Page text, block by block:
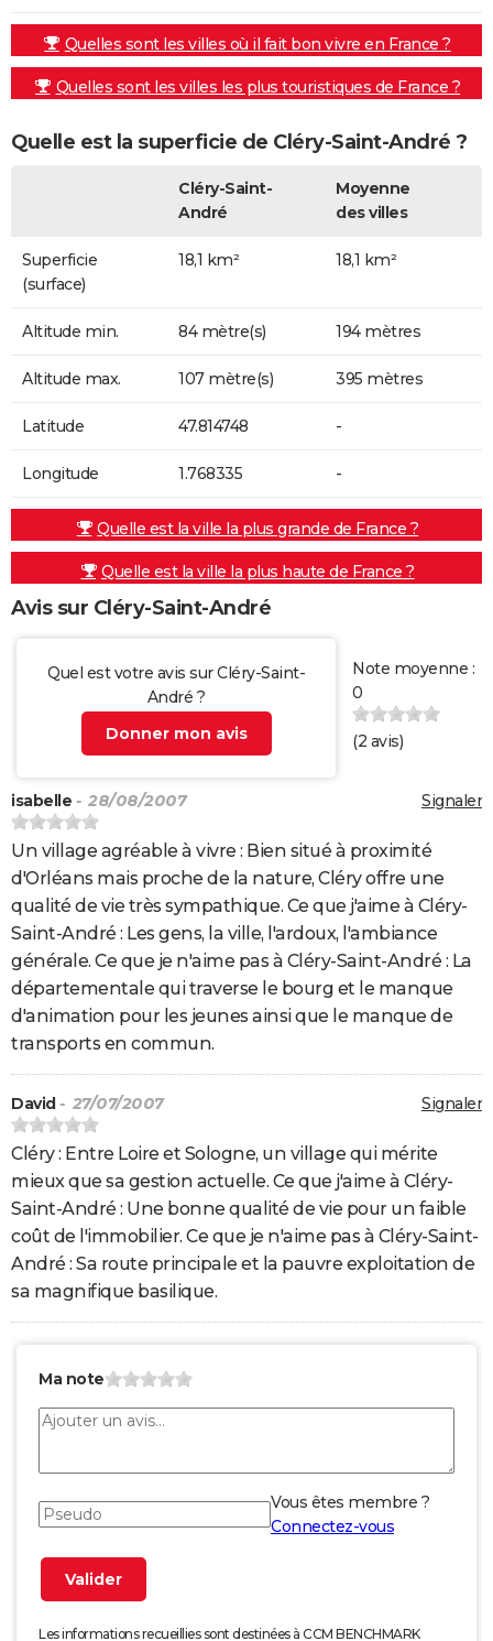
Quelles sont les villes où il fait bon vivre en France ?
Quelles sont les villes les plus touristiques de France ?
Quelle est la superficie de Cléry-Saint-André ?
Cléry-Saint-
André
Moyenne
des villes
Superficie
(surface)
18,1 km² 18,1 km²
Altitude min. 84 mètre(s) 194 mètres
Altitude max. 107 mètre(s) 395 mètres
Latitude 47.814748 -
Longitude 1.768335 -
Quelle est la ville la plus grande de France ?
Quelle est la ville la plus haute de France ?
Avis sur Cléry-Saint-André
Quel est votre avis sur Cléry-Saint-
André ?
Donner mon avis
Note moyenne :
0
(2 avis)
Signaler
isabelle - 28/08/2007
Un village agréable à vivre : Bien situé à proximité
d'Orléans mais proche de la nature, Cléry offre une
qualité de vie très sympathique. Ce que j'aime à Cléry-
Saint-André : Les gens, la ville, l'ardoux, l'ambiance
générale. Ce que je n'aime pas à Cléry-Saint-André : La
départementale qui traverse le bourg et le manque
d'animation pour les jeunes ainsi que le manque de
transports en commun.
Signaler
David - 27/07/2007
Cléry : Entre Loire et Sologne, un village qui mérite
mieux que sa gestion actuelle. Ce que j'aime à Cléry-
Saint-André : Une bonne qualité de vie pour un faible
coût de l'immobilier. Ce que je n'aime pas à Cléry-Saint-
André : Sa route principale et la pauvre exploitation de
sa magnifique basilique.
Ma note
Vous êtes membre ?
Connectez-vous
Les informations recueillies sont destinées à CCM BENCHMARK